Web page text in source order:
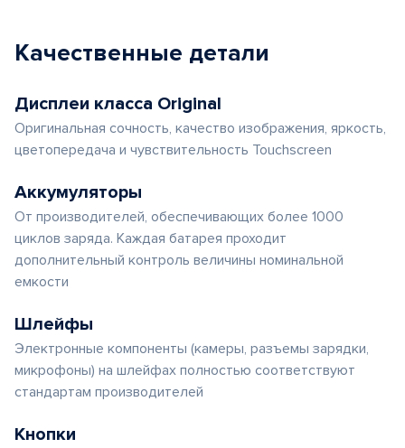
Качественные детали
Дисплеи класса Original
Оригинальная сочность, качество изображения, яркость,
цветопередача и чувствительность Touchscreen
Аккумуляторы
От производителей, обеспечивающих более 1000
циклов заряда. Каждая батарея проходит
дополнительный контроль величины номинальной
емкости
Шлейфы
Электронные компоненты (камеры, разъемы зарядки,
микрофоны) на шлейфах полностью соответствуют
стандартам производителей
Кнопки